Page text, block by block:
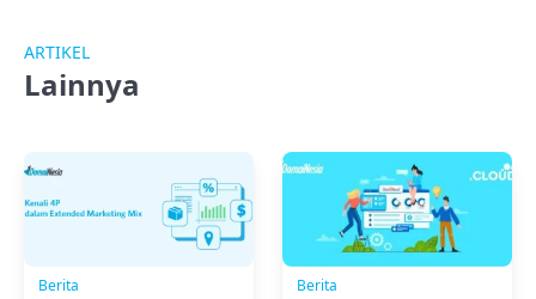
ARTIKEL
Lainnya
Berita Berita